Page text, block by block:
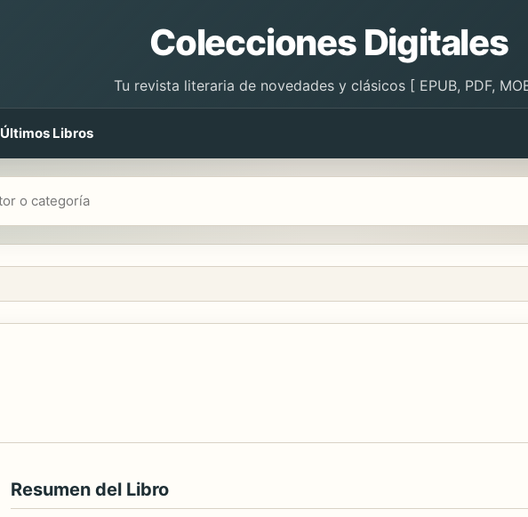
Colecciones Digitales
Tu revista literaria de novedades y clásicos [ EPUB, PDF,
Últimos Libros
Resumen del Libro